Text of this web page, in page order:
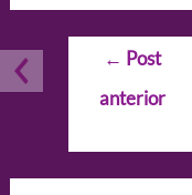
Navegação
Post
← Post
anterior